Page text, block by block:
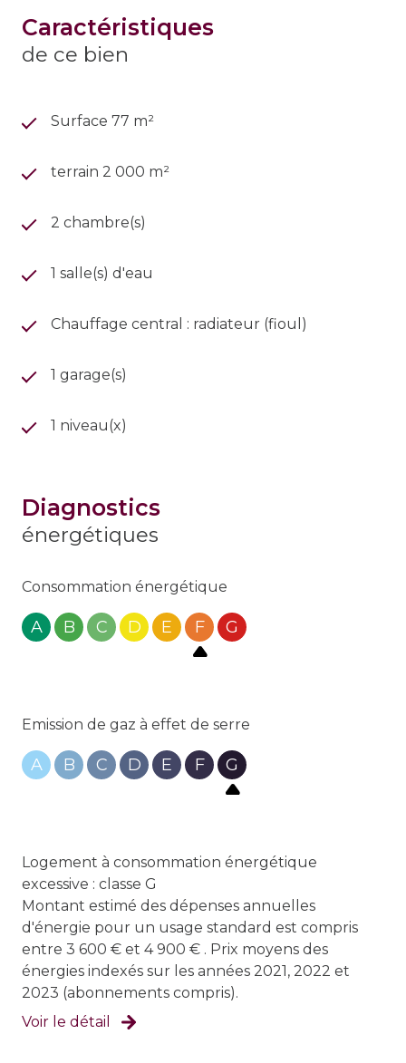
caractéristiques
de ce bien
Surface 77 m²
terrain 2 000 m²
2 chambre(s)
1 salle(s) d'eau
Chauffage central : radiateur (fioul)
1 garage(s)
1 niveau(x)
diagnostics
énergétiques
Consommation énergétique
A B C D E F G
Emission de gaz à effet de serre
A B C D E F G
Logement à consommation énergétique
excessive : classe G
Montant estimé des dépenses annuelles
d'énergie pour un usage standard est compris
entre 3 600 € et 4 900 € . Prix moyens des
énergies indexés sur les années 2021, 2022 et
2023 (abonnements compris).
Voir le détail